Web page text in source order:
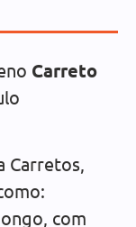
Carreto
Carretos,
com